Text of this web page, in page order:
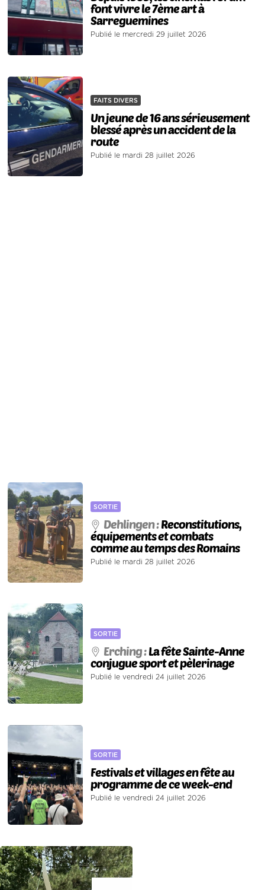
font vivre le 7ème art à
Sarreguemines
Publié le mercredi 29 juillet 2026
FAITS DIVERS
Un jeune de 16 ans sérieusement
blessé après un accident de la
route
Publié le mardi 28 juillet 2026
SORTIE
Dehlingen :Reconstitutions,
équipements et combats
comme au temps des Romains
Publié le mardi 28 juillet 2026
SORTIE
Erching :La fête Sainte-Anne
conjugue sport et pèlerinage
Publié le vendredi 24 juillet 2026
SORTIE
Festivals et villages en fête au
programme de ce week-end
Publié le vendredi 24 juillet 2026